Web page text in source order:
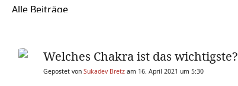
Alle Beiträge
Welches Chakra ist das wichtigste?
Gepostet von Sukadev Bretz am 16. April 2021 um 5:30